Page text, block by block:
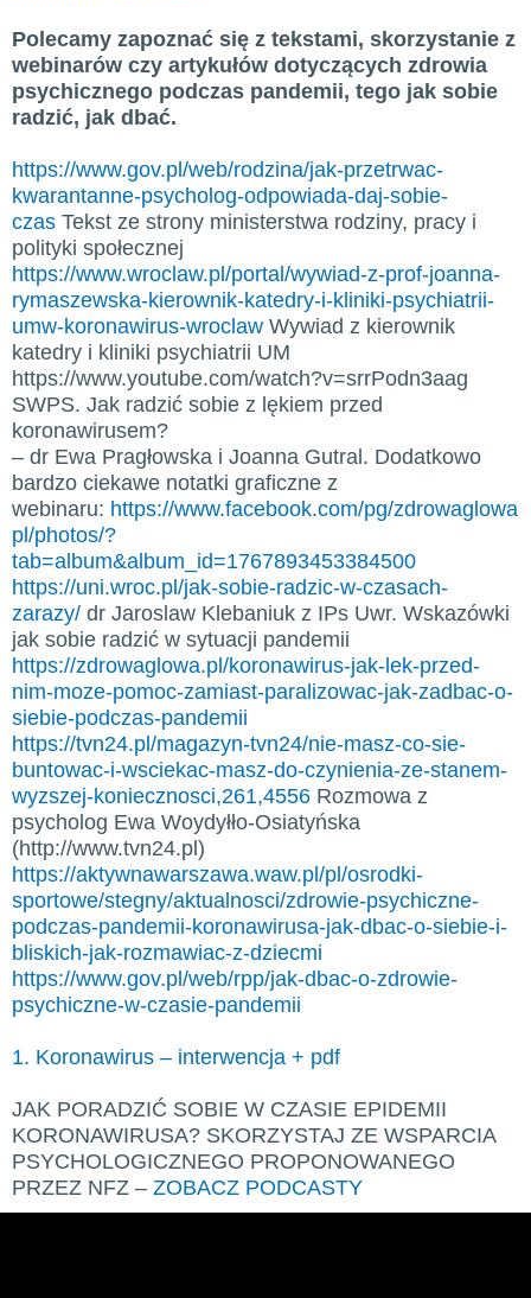
Polecamy zapoznać się z tekstami, skorzystanie z
webinarów czy artykułów dotyczących zdrowia
psychicznego podczas pandemii, tego jak sobie
radzić, jak dbać.
https://www.gov.pl/web/rodzina/jak-przetrwac-
kwarantanne-psycholog-odpowiada-daj-sobie-
czas Tekst ze strony ministerstwa rodziny, pracy i
polityki społecznej
https://www.wroclaw.pl/portal/wywiad-z-prof-joanna-
rymaszewska-kierownik-katedry-i-kliniki-psychiatrii-
umw-koronawirus-wroclaw Wywiad z kierownik
katedry i kliniki psychiatrii UM
https://www.youtube.com/watch?v=srrPodn3aag
SWPS. Jak radzić sobie z lękiem przed
koronawirusem?
– dr Ewa Pragłowska i Joanna Gutral. Dodatkowo
bardzo ciekawe notatki graficzne z
webinaru: https://www.facebook.com/pg/zdrowaglowa
pl/photos/?
tab=album&album_id=1767893453384500
https://uni.wroc.pl/jak-sobie-radzic-w-czasach-
zarazy/ dr Jaroslaw Klebaniuk z IPs Uwr. Wskazówki
jak sobie radzić w sytuacji pandemii
https://zdrowaglowa.pl/koronawirus-jak-lek-przed-
nim-moze-pomoc-zamiast-paralizowac-jak-zadbac-o-
siebie-podczas-pandemii
https://tvn24.pl/magazyn-tvn24/nie-masz-co-sie-
buntowac-i-wsciekac-masz-do-czynienia-ze-stanem-
wyzszej-koniecznosci,261,4556 Rozmowa z
psycholog Ewa Woydyłło-Osiatyńska
(http://www.tvn24.pl)
https://aktywnawarszawa.waw.pl/pl/osrodki-
sportowe/stegny/aktualnosci/zdrowie-psychiczne-
podczas-pandemii-koronawirusa-jak-dbac-o-siebie-i-
bliskich-jak-rozmawiac-z-dziecmi
https://www.gov.pl/web/rpp/jak-dbac-o-zdrowie-
psychiczne-w-czasie-pandemii
1. Koronawirus – interwencja + pdf
JAK PORADZIĆ SOBIE W CZASIE EPIDEMII
KORONAWIRUSA? SKORZYSTAJ ZE WSPARCIA
PSYCHOLOGICZNEGO PROPONOWANEGO
PRZEZ NFZ – ZOBACZ PODCASTY